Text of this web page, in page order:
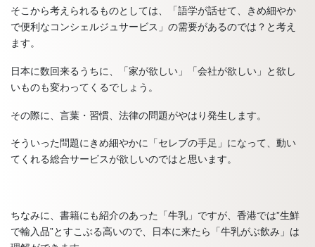
そこから考えられるものとしては、「語学が話せて、きめ細やか
で便利なコンシェルジュサービス」の需要があるのでは？と考え
ます。
日本に数回来るうちに、「家が欲しい」「会社が欲しい」と欲し
いものも変わってくるでしょう。
その際に、言葉・習慣、法律の問題がやはり発生します。
そういった問題にきめ細やかに「セレブの手足」になって、動い
てくれる総合サービスが欲しいのではと思います。
ちなみに、書籍にも紹介のあった「牛乳」ですが、香港では”生鮮
で輸入品”とすこぶる高いので、日本に来たら「牛乳がぶ飲み」は